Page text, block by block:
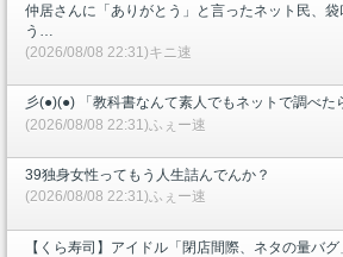
仲居さんに「ありがとう」と言ったネット民、袋
う…
(2026/08/08 22:31)キニ速
彡(●)(●) 「教科書なんて素人でもネットで調べた
(2026/08/08 22:31)ふぇー速
39独身女性ってもう人生詰んでんか？
(2026/08/08 22:31)ふぇー速
【くら寿司】アイドル「閉店間際、ネタの量バ